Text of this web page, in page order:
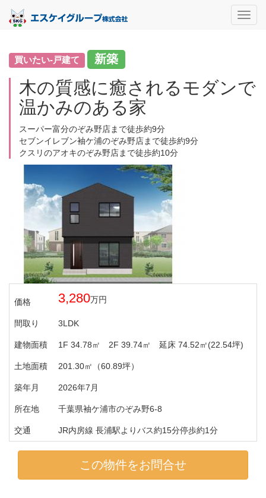
買いたい-戸建て 新築
木の質感に癒されるモダンで
温かみのある家
スーパー富分のぞみ野店まで徒歩約9分
セブンイレブン袖ケ浦のぞみ野店まで徒歩約9分
クスリのアオキのぞみ野店まで徒歩約10分
価格 3,280万円
間取り 3LDK
建物面積 1F 34.78㎡ 2F 39.74㎡ 延床 74.52㎡(22.54坪)
土地面積 201.30㎡（60.89坪）
築年月 2026年7月
所在地 千葉県袖ケ浦市のぞみ野6-8
交通 JR内房線 長浦駅よりバス約15分停歩約1分
この物件をお問合せ